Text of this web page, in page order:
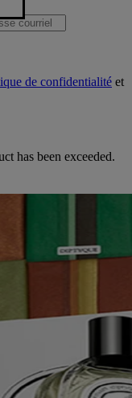
de confidentialité et
has been exceeded.